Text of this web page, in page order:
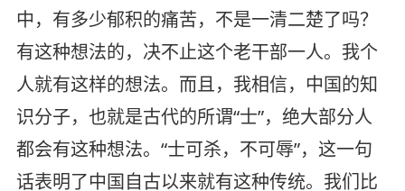
中，有多少郁积的痛苦，不是一清二楚了吗？
有这种想法的，决不止这个老干部一人。我个
人就有这样的想法。而且，我相信，中国的知
识分子，也就是古代的所谓“士”，绝大部分人
都会有这种想法。“士可杀，不可辱”，这一句
话表明了中国自古以来就有这种传统。我们比